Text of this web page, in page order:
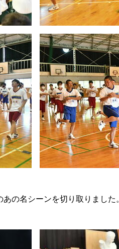
の名シーンを切り取りました。